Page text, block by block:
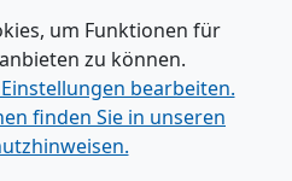
um Funktionen für
zu können.
bearbeiten.
finden Sie in unseren